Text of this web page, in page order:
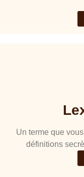
Un terme que
définitions